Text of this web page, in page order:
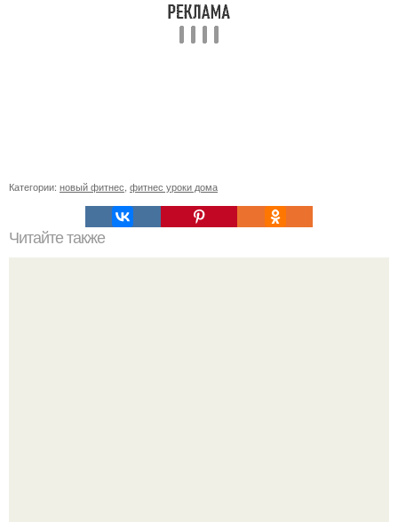
Категории: новый фитнес фитнес уроки дома
Читайте также